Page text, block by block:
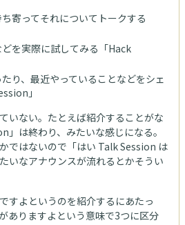
寄ってそれについてトークする
を実際に試してみる「Hack
り、最近やっていることなどをシェ
」
いない。たとえば紹介することがな
」は終わり、みたいな感じになる。
ではないので「はい Talk Session は
いなアナウンスが流れるとかそうい
すよというのを紹介するにあたっ
ありますよという意味で3つに区分